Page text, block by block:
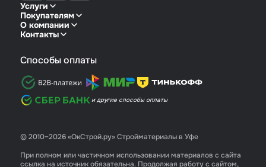
Услуги
Покупателям
О компании
Контакты
© 2010–2026 «ОкСтрой.ру» Стройматериалы в Уфе
При полном или частичном использовании материалов с сайта
ссылка на источник обязательна. Продолжая работу с сайтом,
Способы оплаты
и другие способы оплаты